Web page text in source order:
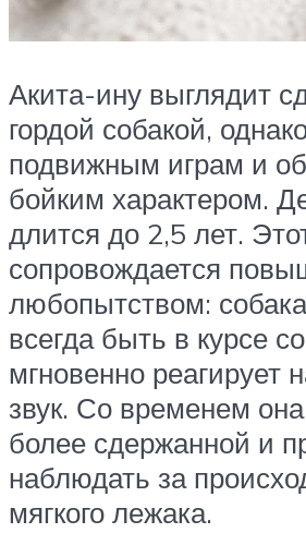
Акита-ину выглядит
гордой собакой,
подвижным играм и
бойким характером.
длится до 2,5 лет.
сопровождается
любопытством:
всегда быть в курсе
мгновенно реагирует
звук. Со временем
более сдержанной и
наблюдать за
мягкого лежака.